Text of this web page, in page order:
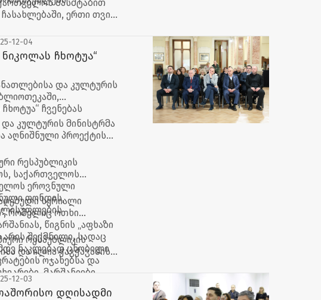
მასშტაბით
ერთი თვის
12-04
ჩხოტუა“
და კულტურის
ჩვენებას
კულტურის მინისტრმა
აღნიშნული პროექტის
რესპუბლიკის
საქართველოს
ეროვნული
ფონდის,
სერიალი
რომელიც ოთხი
წიგნის „აფხაზი
არის შექმნილი, სადაც
ნაკლებად ცნობილი
ოჯახებსა და
მარშანიები,
რესპუბლიკის
და ილია ჭავჭავაძის
12-03
დღისადმი